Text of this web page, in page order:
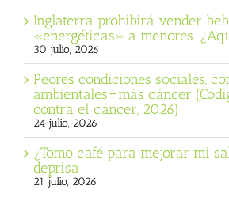
Inglaterra prohibirá vender
«energéticas» a menores.
30 julio, 2026
Peores condiciones sociales,
ambientales=más cáncer
contra el cáncer, 2026)
24 julio, 2026
¿Tomo café para mejorar mi
deprisa
21 julio, 2026